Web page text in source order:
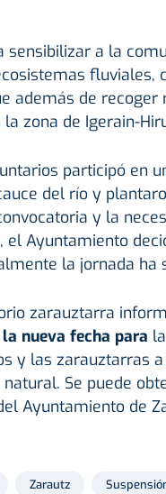
sensibilizar a la
fluviales,
además de recoger
zona de Igerain-
participó en
del río y
y la
el Ayuntamiento
la jornada ha
zarauztarra
nueva fecha para
y las zarauztarras
Se puede
Ayuntamiento de
Zarautz